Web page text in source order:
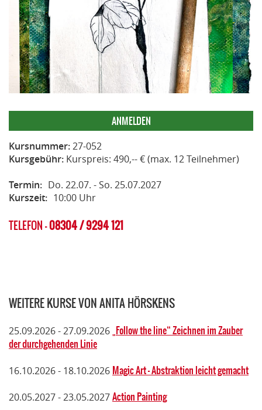
ANMELDEN
Kursnummer:27-052
Kursgebühr: Kurspreis: 490,-- € (max. 12 Teilnehmer)
Termin: Do. 22.07. - So. 25.07.2027
Kurszeit: 10:00 Uhr
TELEFON -08304 / 9294 121
WEITERE KURSE VON ANITA HÖRSKENS
25.09.2026 - 27.09.2026 „Follow the line“ Zeichnen im Zauber
der durchgehenden Linie
16.10.2026 - 18.10.2026 Magic Art - Abstraktion leicht gemacht
20.05.2027 - 23.05.2027Action Painting